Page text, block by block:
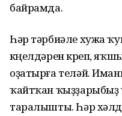
байрамда.
Һәр тәрбиәле хужа
күңелдәрен күреп,
оҙатырға теләй.
ҡайтҡан
таралышты. Һәр